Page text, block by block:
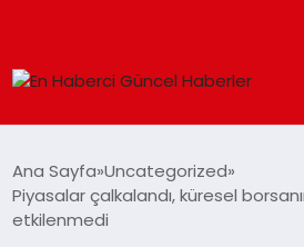
SPOR
Ana Sayfa Uncategorized
Piyasalar çalkalandı, küresel
etkilenmedi